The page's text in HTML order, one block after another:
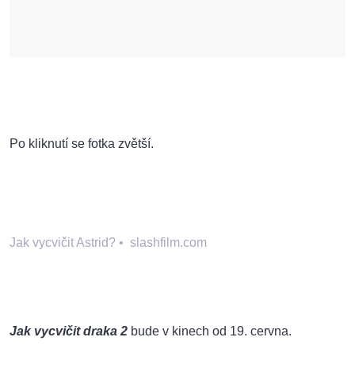
Po kliknutí se fotka zvětší.
Jak vycvičit Astrid? • slashfilm.com
Jak vycvičit draka 2 bude v kinech od 19. cervna.